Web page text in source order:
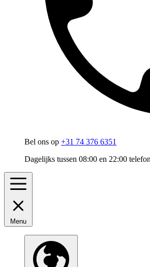
Bel ons op +31 74 376 6351
Dagelijks tussen 08:00 en 22:00
Menu